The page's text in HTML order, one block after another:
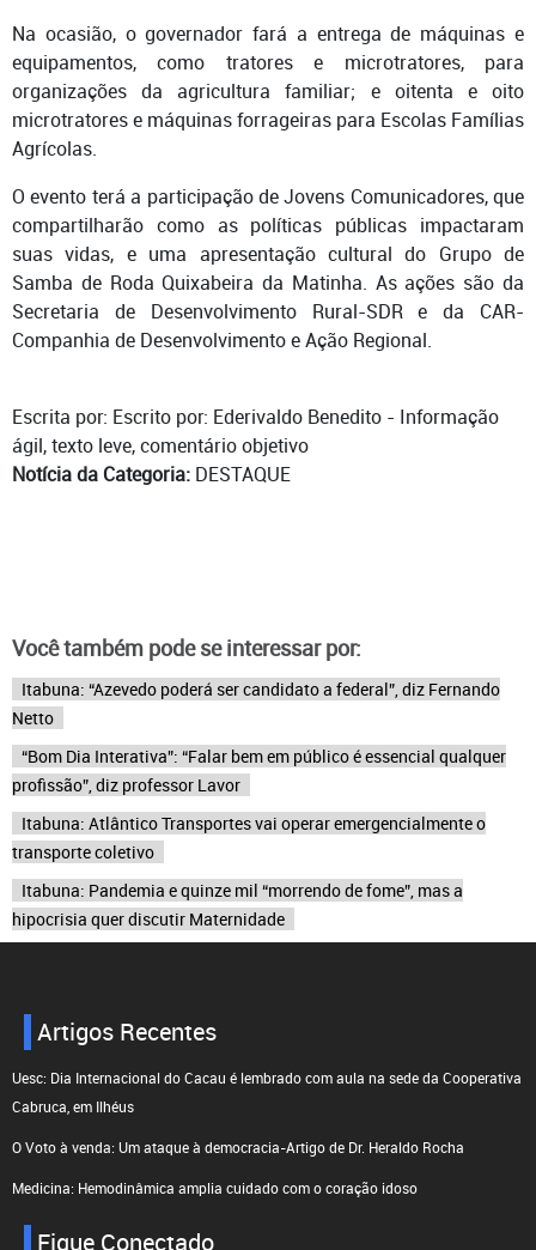
Na ocasião, o governador fará a entrega de máquinas e
equipamentos, como tratores e microtratores, para
organizações da agricultura familiar; e oitenta e oito
microtratores e máquinas forrageiras para Escolas Famílias
Agrícolas.
O evento terá a participação de Jovens Comunicadores, que
compartilharão como as políticas públicas impactaram
suas vidas, e uma apresentação cultural do Grupo de
Samba de Roda Quixabeira da Matinha. As ações são da
Secretaria de Desenvolvimento Rural-SDR e da CAR-
Companhia de Desenvolvimento e Ação Regional.
Escrita por: Escrito por: Ederivaldo Benedito - Informação
ágil, texto leve, comentário objetivo
Notícia da Categoria: DESTAQUE
Você também pode se interessar por:
Itabuna: “Azevedo poderá ser candidato a federal”, diz Fernando
Netto
“Bom Dia Interativa”: “Falar bem em público é essencial qualquer
profissão”, diz professor Lavor
Itabuna: Atlântico Transportes vai operar emergencialmente o
transporte coletivo
Itabuna: Pandemia e quinze mil “morrendo de fome”, mas a
hipocrisia quer discutir Maternidade
Artigos Recentes
Uesc: Dia Internacional do Cacau é lembrado com aula na sede da Cooperativa
Cabruca, em Ilhéus
O Voto à venda: Um ataque à democracia-Artigo de Dr. Heraldo Rocha
Medicina: Hemodinâmica amplia cuidado com o coração idoso
Fique Conectado